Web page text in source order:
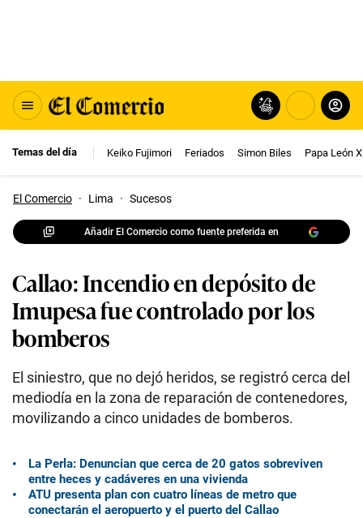
Temas del día Keiko Fujimori Feriados Simon Biles Papa León
El Comercio · Lima · Sucesos
Añadir El Comercio como fuente preferida en
Callao: Incendio en depósito de
Imupesa fue controlado por los
bomberos
El siniestro, que no dejó heridos, se registró cerca del
mediodía en la zona de reparación de contenedores,
movilizando a cinco unidades de bomberos.
La Perla: Denuncian que cerca de 20 gatos sobreviven
entre heces y cadáveres en una vivienda
ATU presenta plan con cuatro líneas de metro que
conectarán el aeropuerto y el puerto del Callao